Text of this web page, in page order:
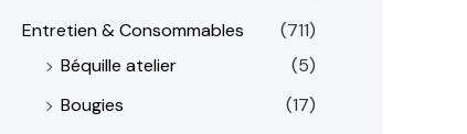
Entretien & Consommables
(711)
Béquille atelier
(5)
Bougies
(17)